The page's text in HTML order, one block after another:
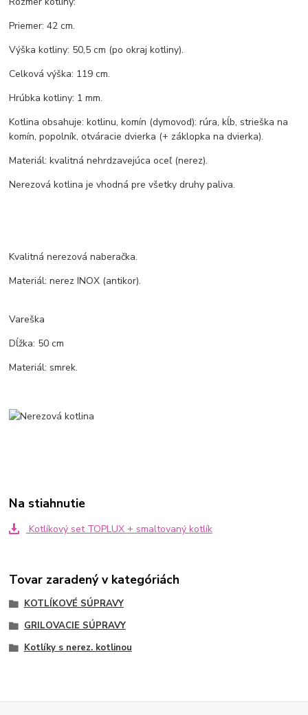
Priemer: 42 cm.
Výška kotliny: 50,5 cm (po okraj kotliny).
Celková výška: 119 cm.
Hrúbka kotliny: 1 mm.
Kotlina obsahuje: kotlinu, komín (dymovod): rúra, kĺb, strieška na
komín, popolník, otváracie dvierka (+ záklopka na dvierka).
Materiál: kvalitná nehrdzavejúca oceľ (nerez).
Nerezová kotlina je vhodná pre všetky druhy paliva.
Kvalitná nerezová naberačka.
Materiál: nerez INOX (antikor).
Vareška
Dĺžka: 50 cm
Materiál: smrek.
Na stiahnutie
Kotlíkový set TOPLUX + smaltovaný kotlík
Tovar zaradený v kategóriách
KOTLÍKOVÉ SÚPRAVY
GRILOVACIE SÚPRAVY
Kotlíky s nerez. kotlinou